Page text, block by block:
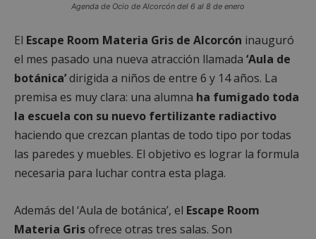
Agenda de Ocio de Alcorcón del 6 al 8 de enero
El Escape Room Materia Gris de Alcorcón inauguró
el mes pasado una nueva atracción llamada ‘Aula de
botánica’dirigida a niños de entre 6 y 14 años. La
premisa es muy clara: una alumna ha fumigado toda
la escuela con su nuevo fertilizante radiactivo
haciendo que crezcan plantas de todo tipo por todas
las paredes y muebles. El objetivo es lograr la formula
necesaria para luchar contra esta plaga.
Además del ‘Aula de botánica’, el Escape Room
Materia Grisofrece otras tres salas. Son